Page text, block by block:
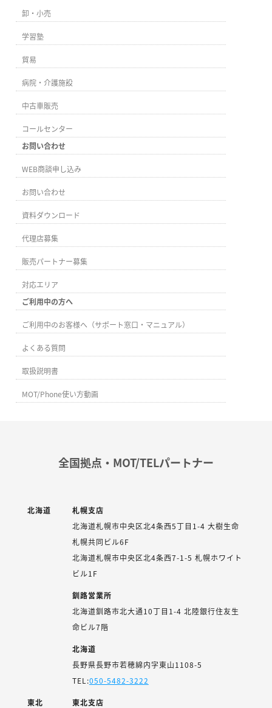
卸・小売
学習塾
貿易
病院・介護施設
中古車販売
コールセンター
お問い合わせ
WEB商談申し込み
お問い合わせ
資料ダウンロード
代理店募集
販売パートナー募集
対応エリア
ご利用中の方へ
ご利用中のお客様へ（サポート窓口・マニュアル）
よくある質問
取扱説明書
MOT/Phone使い方動画
全国拠点・MOT/TELパートナー
北海道
札幌支店
北海道札幌市中央区北4条西5丁目1-4 大樹生命
札幌共同ビル6F
北海道札幌市中央区北4条西7-1-5 札幌ホワイト
ビル1F
釧路営業所
北海道釧路市北大通10丁目1-4 北陸銀行住友生
命ビル7階
北海道
長野県長野市若穂綿内字東山1108-5
TEL:050-5482-3222
東北
東北支店